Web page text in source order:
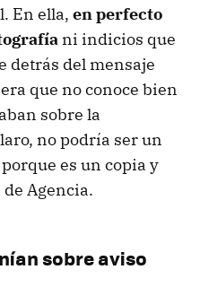
En ella, en perfecto
ni indicios que
detrás del mensaje
que no conoce bien
sobre la
no podría ser un
es un copia y
Agencia.
sobre aviso